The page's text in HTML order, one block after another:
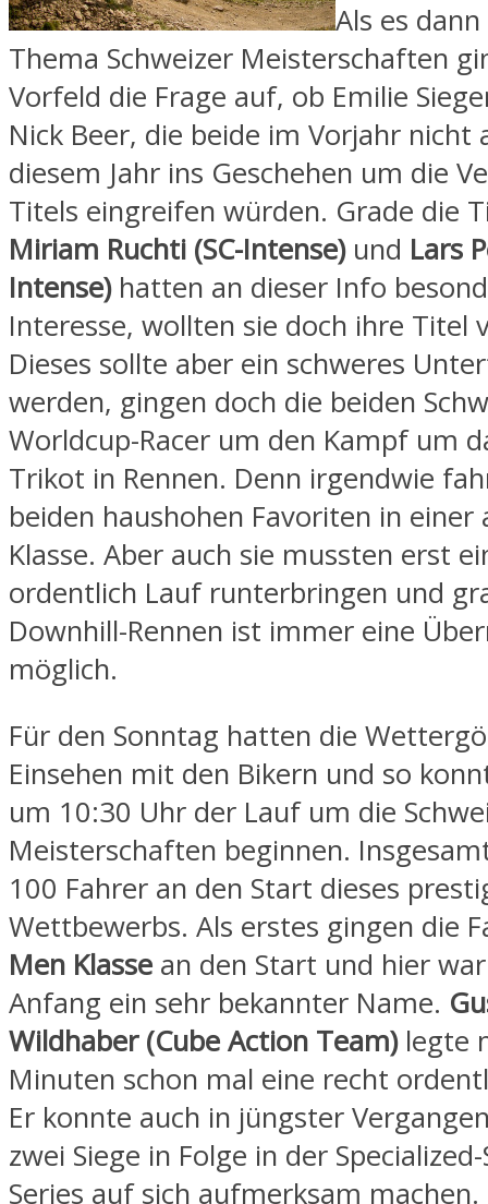
Als es
Thema Schweizer Meisterschaften
Vorfeld die Frage auf, ob Emilie
Nick Beer, die beide im Vorjahr nicht
diesem Jahr ins Geschehen um die
Titels eingreifen würden. Grade die
Miriam Ruchti (SC-Intense)und Lars
Intense)hatten an dieser Info
Interesse, wollten sie doch ihre Titel
Dieses sollte aber ein schweres
werden, gingen doch die beiden
Worldcup-Racer um den Kampf um
Trikot in Rennen. Denn irgendwie
beiden haushohen Favoriten in einer
Klasse. Aber auch sie mussten erst
ordentlich Lauf runterbringen und
Downhill-Rennen ist immer eine
möglich.
Für den Sonntag hatten die
Einsehen mit den Bikern und so
um 10:30 Uhr der Lauf um die
Meisterschaften beginnen.
100 Fahrer an den Start dieses
Wettbewerbs. Als erstes gingen die
Men Klasse an den Start und hier
Anfang ein sehr bekannter Name.
Wildhaber (Cube Action Team)legte
Minuten schon mal eine recht
Er konnte auch in jüngster
zwei Siege in Folge in der
Series auf sich aufmerksam machen.